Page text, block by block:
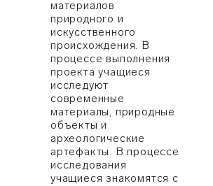
материалов
природного и
искусственного
происхождения. В
процессе выполнения
проекта учащиеся
исследуют
современные
материалы, природные
объекты и
археологические
артефакты. В процессе
исследования
учащиеся знакомятся с